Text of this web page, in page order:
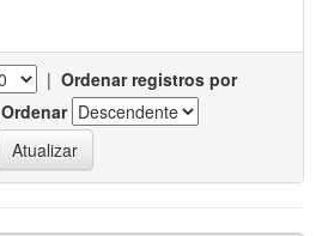
| Ordenar registros por
Ordenar